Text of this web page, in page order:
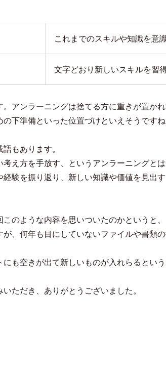
これまでのスキルや知識を意
文字どおり新しいスキルを習
アンラーニングは捨てる方に重きが置かれ
下準備といった位置づけといえそうですね
もあります。
え方を手放す、というアンラーニングと
経験を振り返り、新しい知識や価値を見出
このような内容を思いついたのかというと
、何年も目にしていないファイルや書類
も空きが出て新しいものが入れらるという
ただき、ありがとうございました。